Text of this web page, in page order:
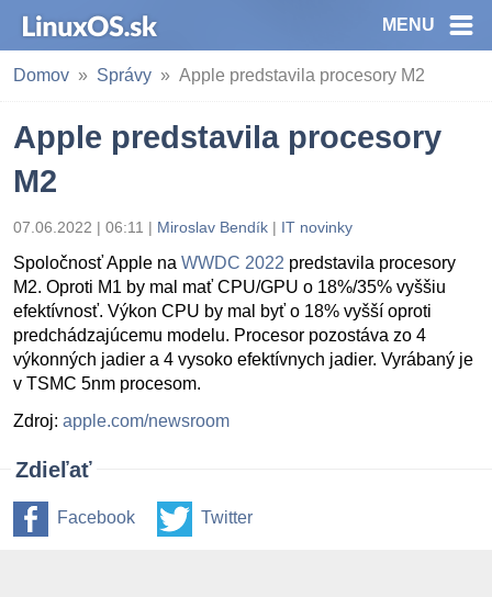
MENU
Domov Správy Apple predstavila procesory M2
Apple predstavila procesory
M2
07.06.2022 | 06:11 | Miroslav Bendík | IT novinky
Spoločnosť Apple na WWDC 2022 predstavila procesory
M2. Oproti M1 by mal mať CPU/GPU o 18%/35% vyššiu
efektívnosť. Výkon CPU by mal byť o 18% vyšší oproti
predchádzajúcemu modelu. Procesor pozostáva zo 4
výkonných jadier a 4 vysoko efektívnych jadier. Vyrábaný je
v TSMC 5nm procesom.
Zdroj: apple.com/newsroom
Zdieľať
Facebook Twitter